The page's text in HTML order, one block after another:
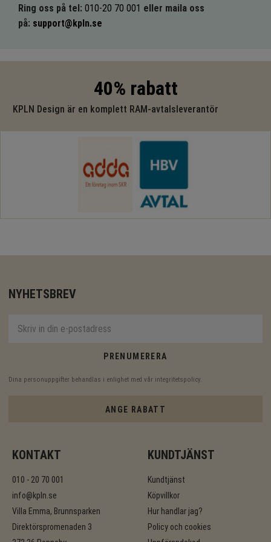
Ring oss på tel: 010-20 70 001 eller maila oss
på: support@kpln.se
40% rabatt
KPLN Design är en komplett RAM-avtalsleverantör
NYHETSBREV
PRENUMERERA
Dina personuppgifter behandlas i enlighet med vår integritetspolicy.
ANGE RABATT
KONTAKT
010 - 20 70 001
info@kpln.se
Villa Emma, Brunnsparken
Direktörspromenaden 3
KUNDTJÄNST
Kundtjänst
Köpvillkor
Hur handlar jag?
Policy och cookies